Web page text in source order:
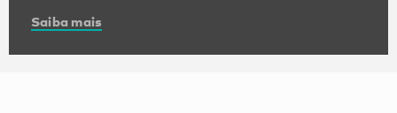
Saiba mais